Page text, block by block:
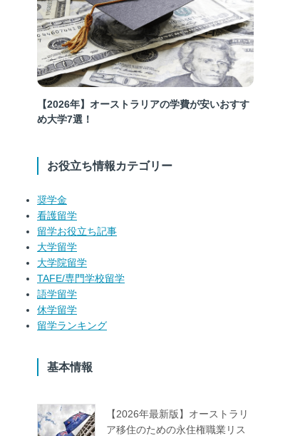
【2026年】オーストラリアの学費が安いおすす
め大学7選！
お役立ち情報カテゴリー
奨学金
看護留学
留学お役立ち記事
大学留学
大学院留学
TAFE/専門学校留学
語学留学
休学留学
留学ランキング
基本情報
【2026年最新版】オーストラリ
ア移住のための永住権職業リス